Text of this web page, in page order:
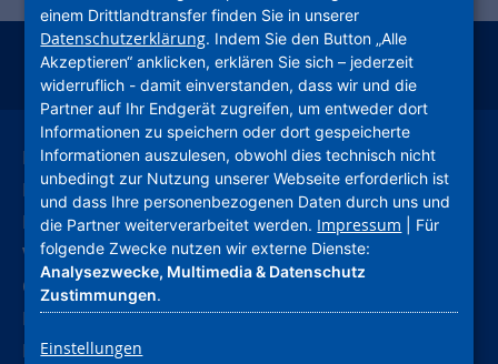
instagramfacebookyoutubelinkedinkununu
Leichte Sprache
Deutsche Gebärdensprache
Kontakt
Verhaltenskodex (CoC)
Compliance
Hinweise und Meldestelle
Barrierefreiheitserklärung
einem Drittlandtransfer finden Sie in unserer
Datenschutzerklärung. Indem Sie den Button „Alle
Akzeptieren“ anklicken, erklären Sie sich – jederzeit
widerruflich - damit einverstanden, dass wir und die
Partner auf Ihr Endgerät zugreifen, um entweder dort
Informationen zu speichern oder dort gespeicherte
Informationen auszulesen, obwohl dies technisch nicht
unbedingt zur Nutzung unserer Webseite erforderlich ist
und dass Ihre personenbezogenen Daten durch uns und
die Partner weiterverarbeitet werden. Impressum | Für
folgende Zwecke nutzen wir externe Dienste:
Analysezwecke, Multimedia & Datenschutz
Zustimmungen.
Einstellungen